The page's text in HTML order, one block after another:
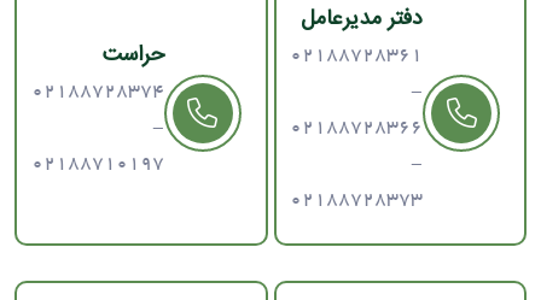
دفتر مدیرعامل
02188728361
-
02188728366
-
02188728373
حراست
02188728374
-
02188710197